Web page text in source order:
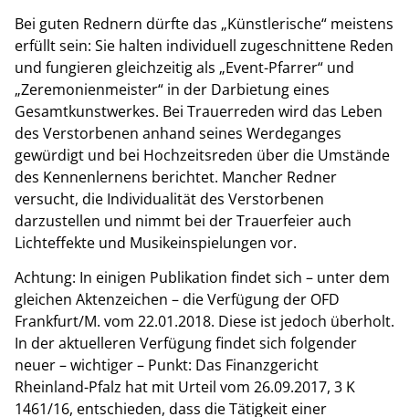
Bei guten Rednern dürfte das „Künstlerische“ meistens
erfüllt sein: Sie halten individuell zugeschnittene Reden
und fungieren gleichzeitig als „Event-Pfarrer“ und
„Zeremonienmeister“ in der Darbietung eines
Gesamtkunstwerkes. Bei Trauerreden wird das Leben
des Verstorbenen anhand seines Werdeganges
gewürdigt und bei Hochzeitsreden über die Umstände
des Kennenlernens berichtet. Mancher Redner
versucht, die Individualität des Verstorbenen
darzustellen und nimmt bei der Trauerfeier auch
Lichteffekte und Musikeinspielungen vor.
Achtung: In einigen Publikation findet sich – unter dem
gleichen Aktenzeichen – die Verfügung der OFD
Frankfurt/M. vom 22.01.2018. Diese ist jedoch überholt.
In der aktuelleren Verfügung findet sich folgender
neuer – wichtiger – Punkt: Das Finanzgericht
Rheinland-Pfalz hat mit Urteil vom 26.09.2017, 3 K
1461/16, entschieden, dass die Tätigkeit einer